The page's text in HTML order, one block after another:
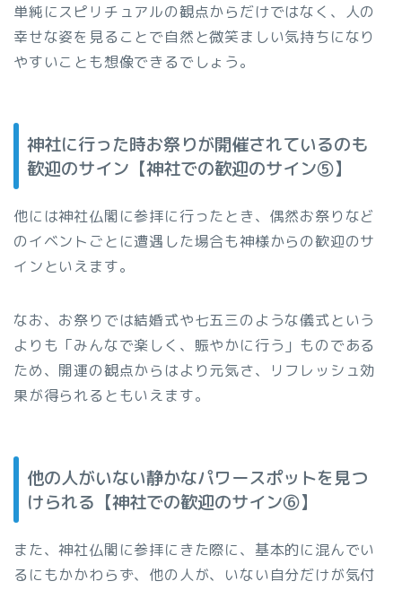
単純にスピリチュアルの観点からだけではなく、人の
幸せな姿を見ることで自然と微笑ましい気持ちになり
やすいことも想像できるでしょう。
神社に行った時お祭りが開催されているのも
歓迎のサイン【神社での歓迎のサイン⑤】
他には神社仏閣に参拝に行ったとき、偶然お祭りなど
のイベントごとに遭遇した場合も神様からの歓迎のサ
インといえます。
なお、お祭りでは結婚式や七五三のような儀式という
よりも「みんなで楽しく、賑やかに行う」ものである
ため、開運の観点からはより元気さ、リフレッシュ効
果が得られるともいえます。
他の人がいない静かなパワースポットを見つ
けられる【神社での歓迎のサイン⑥】
また、神社仏閣に参拝にきた際に、基本的に混んでい
るにもかかわらず、他の人が、いない自分だけが気付